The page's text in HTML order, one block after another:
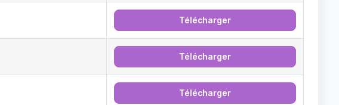
Télécharger
Télécharger
Télécharger